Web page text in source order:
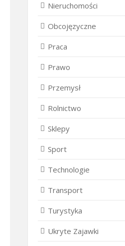
Nieruchomości
Obcojęzyczne
Praca
Prawo
Przemysł
Rolnictwo
Sklepy
Sport
Technologie
Transport
Turystyka
Ukryte Zajawki